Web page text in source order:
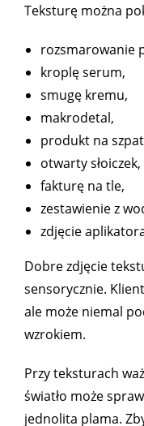
Teksturę można
rozsmarowanie
kroplę serum,
smugę kremu,
makrodetal,
produkt na
otwarty słoiczek,
fakturę na tle,
zestawienie z
zdjęcie
Dobre zdjęcie
sensorycznie.
ale może niemal
wzrokiem.
Przy teksturach
światło może
jednolita plama.